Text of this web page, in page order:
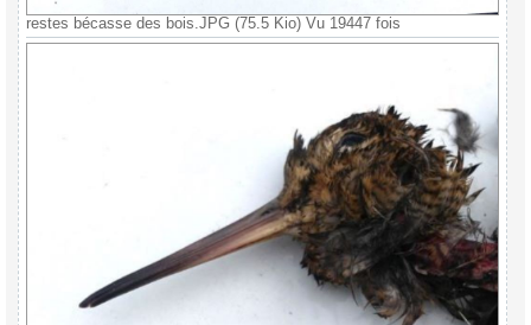
restes bécasse des bois.JPG (75.5 Kio) Vu 19447 fois